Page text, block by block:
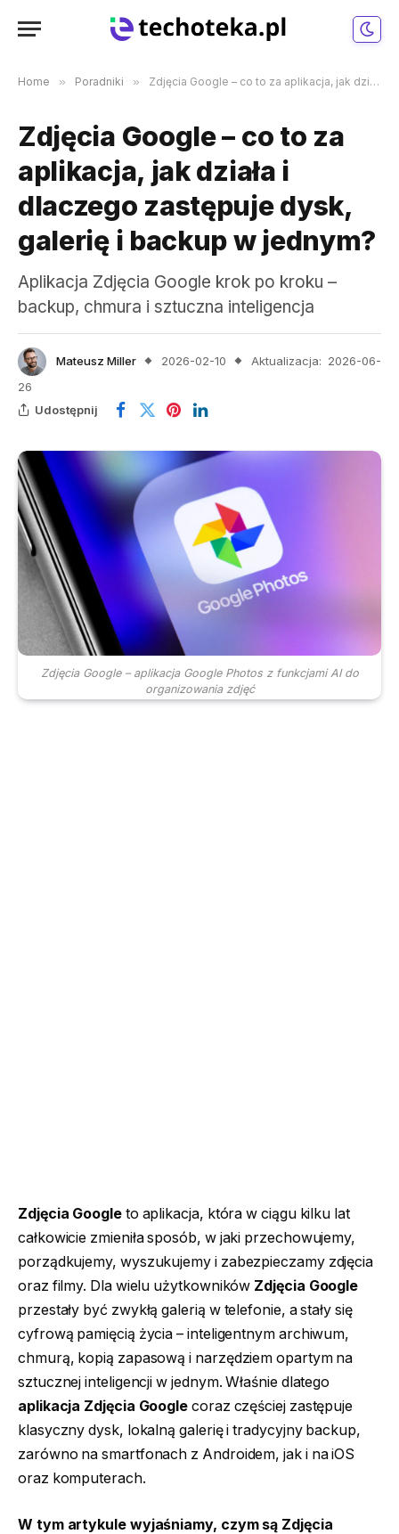
Home » Poradniki » Zdjęcia Google – co to za aplikacja, jak działa i dlaczego zastępuje dysk, galerię i backup w jednym?
Zdjęcia Google – co to za
aplikacja, jak działa i
dlaczego zastępuje dysk,
galerię i backup w jednym?
Aplikacja Zdjęcia Google krok po kroku –
backup, chmura i sztuczna inteligencja
Mateusz Miller 2026-02-10 Aktualizacja: 2026-06-
26
Udostępnij
Zdjęcia Google – aplikacja Google Photos z funkcjami AI do
organizowania zdjęć
Zdjęcia Googleto aplikacja, która w ciągu kilku lat
całkowicie zmieniła sposób, w jaki przechowujemy,
porządkujemy, wyszukujemy i zabezpieczamy zdjęcia
oraz filmy. Dla wielu użytkowników Zdjęcia Google
przestały być zwykłą galerią w telefonie, a stały się
cyfrową pamięcią życia – inteligentnym archiwum,
chmurą, kopią zapasową i narzędziem opartym na
sztucznej inteligencji w jednym. Właśnie dlatego
aplikacja Zdjęcia Google coraz częściej zastępuje
klasyczny dysk, lokalną galerię i tradycyjny backup,
zarówno na smartfonach z Androidem, jak i na iOS
oraz komputerach.
W tym artykule wyjaśniamy, czym są Zdjęcia